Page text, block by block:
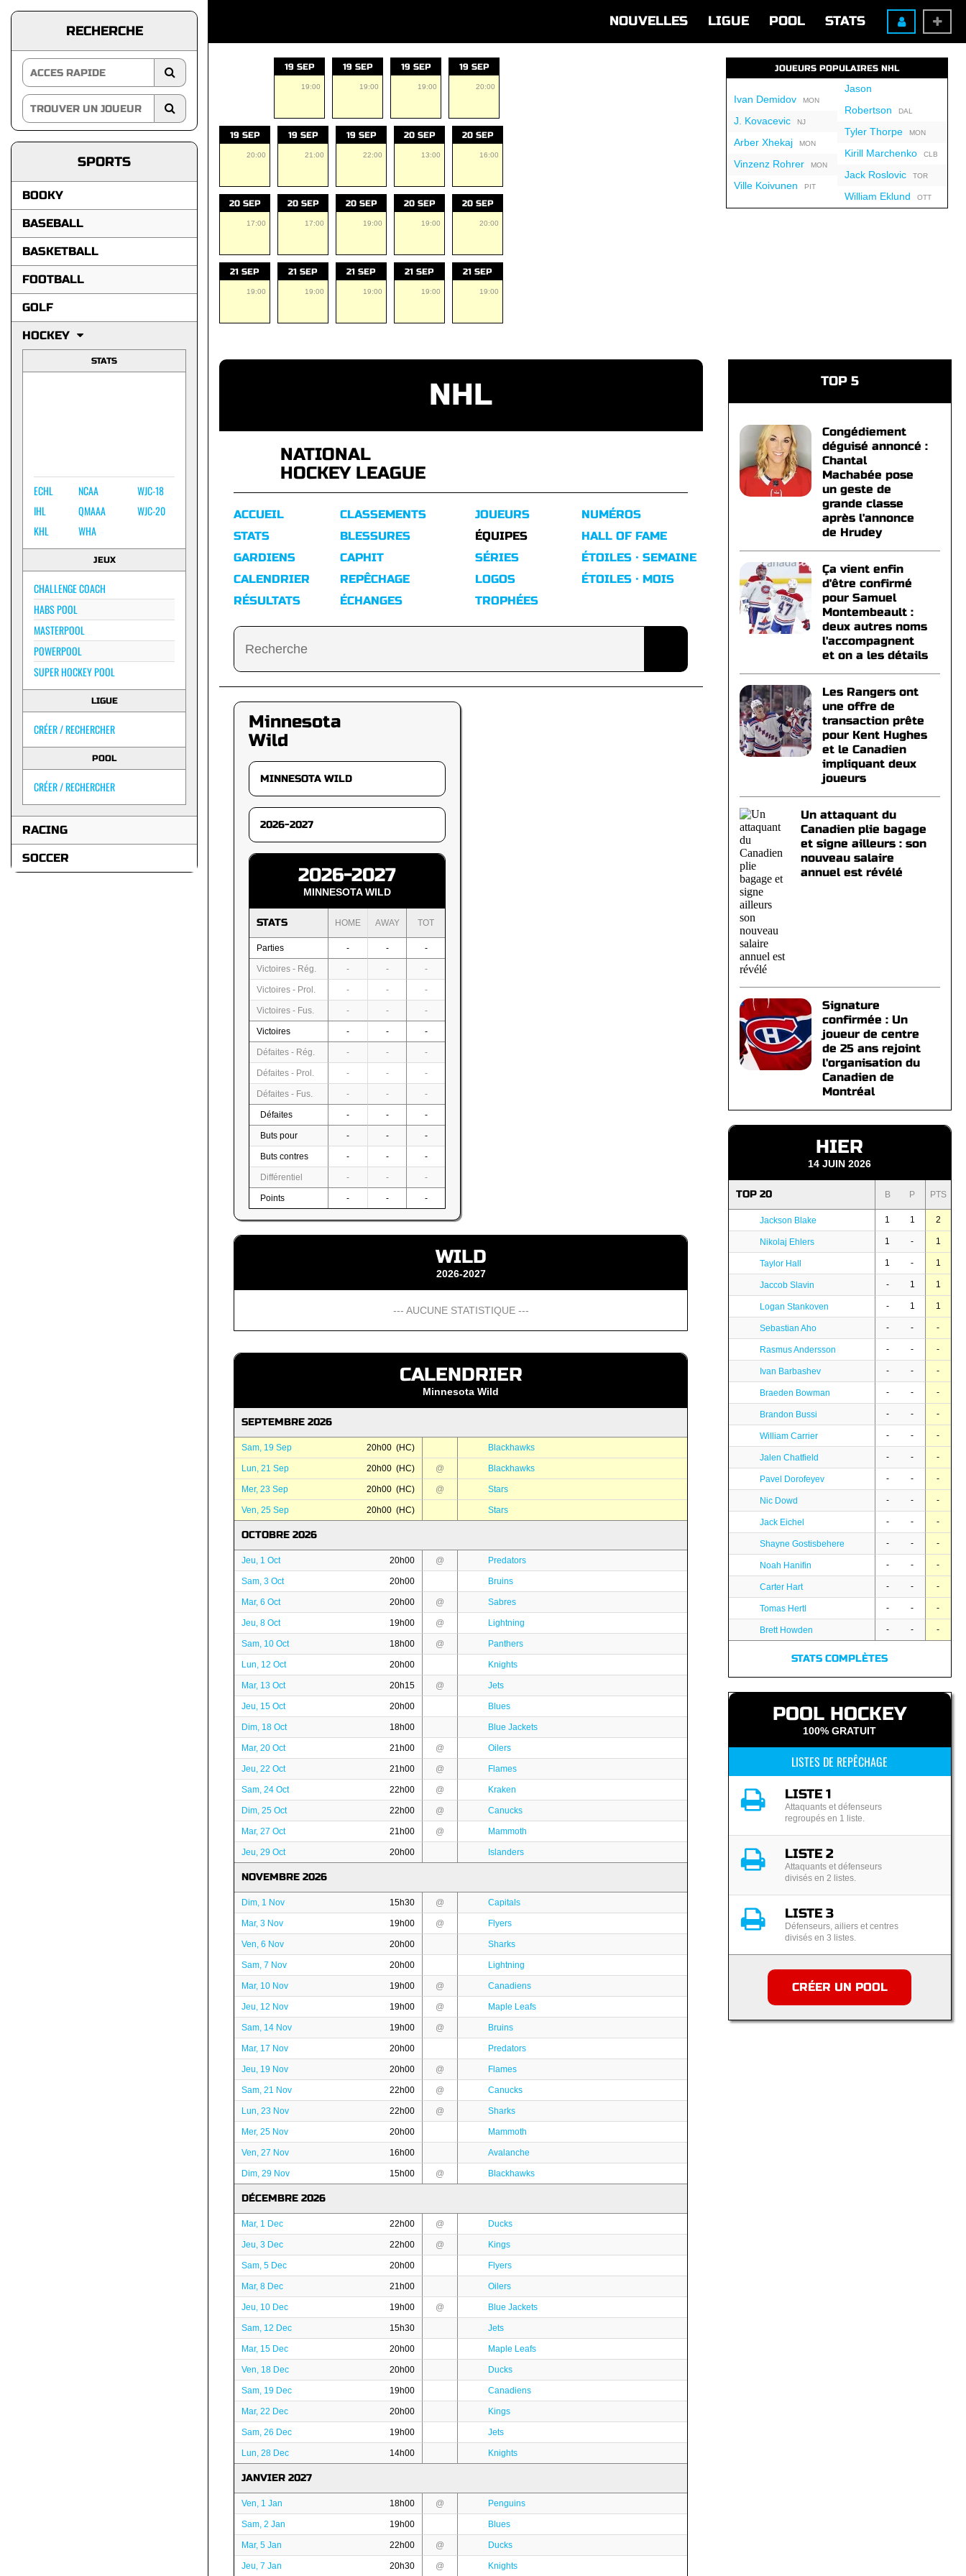
NOUVELLES LIGUE POOL STATS
RECHERCHE
SPORTS
BOOKY
BASEBALL
BASKETBALL
FOOTBALL
GOLF
HOCKEY
STATS
ECHL
IHL
KHL
NCAA
QMAAA
WHA
WJC-18
WJC-20
JEUX
CHALLENGE COACH
HABS POOL
MASTERPOOL
POWERPOOL
SUPER HOCKEY POOL
LIGUE
CRÉER / RECHERCHER
POOL
CRÉER / RECHERCHER
RACING
SOCCER
19 SEP
19:00
19 SEP
19:00
19 SEP
19:00
19 SEP
20:00
19 SEP
20:00
19 SEP
21:00
19 SEP
22:00
20 SEP
13:00
20 SEP
16:00
20 SEP
17:00
20 SEP
17:00
20 SEP
19:00
20 SEP
19:00
20 SEP
20:00
21 SEP
19:00
21 SEP
19:00
21 SEP
19:00
21 SEP
19:00
21 SEP
19:00
JOUEURS POPULAIRES NHL
Ivan DemidovMON
J. KovacevicNJ
Arber XhekajMON
Vinzenz RohrerMON
Ville Koivunen PIT
Jason
Robertson DAL
Tyler ThorpeMON
Kirill MarchenkoCLB
Jack RoslovicTOR
William Eklund OTT
NHL
NATIONAL
HOCKEY LEAGUE
ACCUEIL
STATS
GARDIENS
CALENDRIER
RÉSULTATS
CLASSEMENTS
BLESSURES
CAPHIT
REPÊCHAGE
ÉCHANGES
JOUEURS
ÉQUIPES
SÉRIES
LOGOS
TROPHÉES
NUMÉROS
HALL OF FAME
ÉTOILES · SEMAINE
ÉTOILES · MOIS
Minnesota
Wild
2026-2027
MINNESOTA WILD
STATS HOME AWAY TOT
Parties - - -
Victoires - Rég. - - -
Victoires - Prol. - - -
Victoires - Fus. - - -
Victoires - - -
Défaites - Rég. - - -
Défaites - Prol. - - -
Défaites - Fus. - - -
Défaites - - -
Buts pour - - -
Buts contres - - -
Différentiel - - -
Points - - -
WILD
2026-2027
--- AUCUNE STATISTIQUE ---
CALENDRIER
Minnesota Wild
SEPTEMBRE 2026
Sam, 19 Sep 20h00 (HC) Blackhawks
Lun, 21 Sep 20h00 (HC) @ Blackhawks
Mer, 23 Sep 20h00 (HC) @ Stars
Ven, 25 Sep 20h00 (HC) Stars
OCTOBRE 2026
Jeu, 1 Oct 20h00 @ Predators
Sam, 3 Oct 20h00 Bruins
Mar, 6 Oct 20h00 @ Sabres
Jeu, 8 Oct 19h00 @ Lightning
Sam, 10 Oct 18h00 @ Panthers
Lun, 12 Oct 20h00 Knights
Mar, 13 Oct 20h15 @ Jets
Jeu, 15 Oct 20h00 Blues
Dim, 18 Oct 18h00 Blue Jackets
Mar, 20 Oct 21h00 @ Oilers
Jeu, 22 Oct 21h00 @ Flames
Sam, 24 Oct 22h00 @ Kraken
Dim, 25 Oct 22h00 @ Canucks
Mar, 27 Oct 21h00 @ Mammoth
Jeu, 29 Oct 20h00 Islanders
NOVEMBRE 2026
Dim, 1 Nov 15h30 @ Capitals
Mar, 3 Nov 19h00 @ Flyers
Ven, 6 Nov 20h00 Sharks
Sam, 7 Nov 20h00 Lightning
Mar, 10 Nov 19h00 @ Canadiens
Jeu, 12 Nov 19h00 @ Maple Leafs
Sam, 14 Nov 19h00 @ Bruins
Mar, 17 Nov 20h00 Predators
Jeu, 19 Nov 20h00 @ Flames
Sam, 21 Nov 22h00 @ Canucks
Lun, 23 Nov 22h00 @ Sharks
Mer, 25 Nov 20h00 Mammoth
Ven, 27 Nov 16h00 Avalanche
Dim, 29 Nov 15h00 @ Blackhawks
DÉCEMBRE 2026
Mar, 1 Dec 22h00 @ Ducks
Jeu, 3 Dec 22h00 @ Kings
Sam, 5 Dec 20h00 Flyers
Mar, 8 Dec 21h00 Oilers
Jeu, 10 Dec 19h00 @ Blue Jackets
Sam, 12 Dec 15h30 Jets
Mar, 15 Dec 20h00 Maple Leafs
Ven, 18 Dec 20h00 Ducks
Sam, 19 Dec 19h00 Canadiens
Mar, 22 Dec 20h00 Kings
Sam, 26 Dec 19h00 Jets
Lun, 28 Dec 14h00 Knights
JANVIER 2027
Ven, 1 Jan 18h00 @ Penguins
Sam, 2 Jan 19h00 Blues
Mar, 5 Jan 22h00 @ Ducks
Jeu, 7 Jan 20h30 @ Knights
TOP 5
Congédiement
déguisé annoncé :
Chantal
Machabée pose
un geste de
grande classe
après l'annonce
de Hrudey
Ça vient enfin
d'être confirmé
pour Samuel
Montembeault :
deux autres noms
l'accompagnent
et on a les détails
Les Rangers ont
une offre de
transaction prête
pour Kent Hughes
et le Canadien
impliquant deux
joueurs
Un attaquant du
Canadien plie bagage
et signe ailleurs : son
nouveau salaire
annuel est révélé
Signature
confirmée : Un
joueur de centre
de 25 ans rejoint
l'organisation du
Canadien de
Montréal
HIER
14 JUIN 2026
TOP 20 B P PTS
Jackson Blake 1 1 2
Nikolaj Ehlers 1 - 1
Taylor Hall 1 - 1
Jaccob Slavin - 1 1
Logan Stankoven - 1 1
Sebastian Aho - - -
Rasmus Andersson - - -
Ivan Barbashev - - -
Braeden Bowman - - -
Brandon Bussi - - -
William Carrier - - -
Jalen Chatfield - - -
Pavel Dorofeyev - - -
Nic Dowd - - -
Jack Eichel - - -
Shayne Gostisbehere - - -
Noah Hanifin - - -
Carter Hart - - -
Tomas Hertl - - -
Brett Howden - - -
STATS COMPLÈTES
POOL HOCKEY
100% GRATUIT
LISTES DE REPÊCHAGE
LISTE 1
Attaquants et défenseurs
regroupés en 1 liste.
LISTE 2
Attaquants et défenseurs
divisés en 2 listes.
LISTE 3
Défenseurs, ailiers et centres
divisés en 3 listes.
CRÉER UN POOL